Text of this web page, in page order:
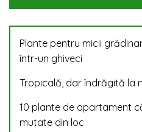
Plante pentru micii
într-un ghiveci
Tropicală, dar îndrăgită la
10 plante de apartament
mutate din loc